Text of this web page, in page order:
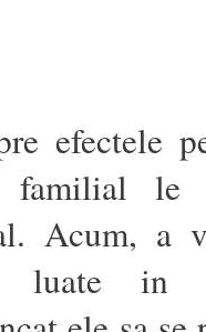
efectele
le
Acum, a
luate in